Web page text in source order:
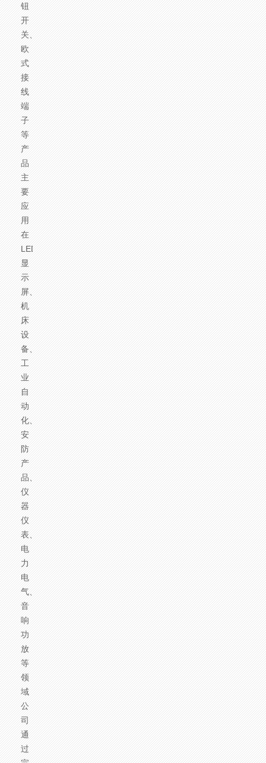
钮
开
关、
欧
式
接
线
端
子
等
产
品，
主
要
应
用
在
LED
显
示
屏、
机
床
设
备、
工
业
自
动
化、
安
防
产
品、
仪
器
仪
表、
电
力
电
气、
音
响
功
放
等
领
域，
公
司
通
过